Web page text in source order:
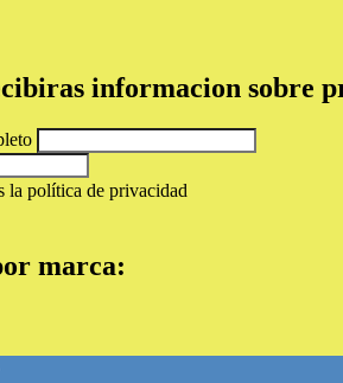
informacion sobre
la política de privacidad
marca: